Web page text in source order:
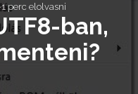
perc elolvasni
ban,